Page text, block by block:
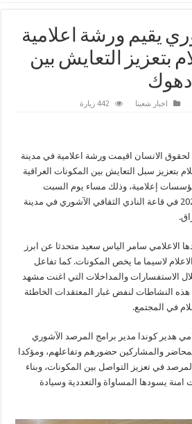
يقيم ورشة اعلامية
بتعزيز التعايش بين
دهوك
اخبار شعبنا 442 زيارة
الانسان اقيمت ورشة اعلامية في مدينة
بتعزيز سبل التعايش بين المكونات العراقية
إعلامية، وذلك مساء يوم السبت
المصادف في 25 أيار/مايو 2024 في قاعة النادي الثقافي الآشوري في مدينة
الاعلامي سامر الياس سعيد متحدثا عن ابرز
لاسيما ما يخص المكونات. كما تفاعل
الاستفسارات والمداخلات التي اغنت مشهد
هذه النشاطات لنفض غبار المعتقدات الخاطئة
في المجتمع.
هدير كوندا مدير برامج المرصد الآشوري
والمشاركين حضورهم وتفاعلهم، ومؤكدا
في تعزيز التواصل بين المكونات، وبناء
امنة يسودها المساواة والتعددية وسيادة